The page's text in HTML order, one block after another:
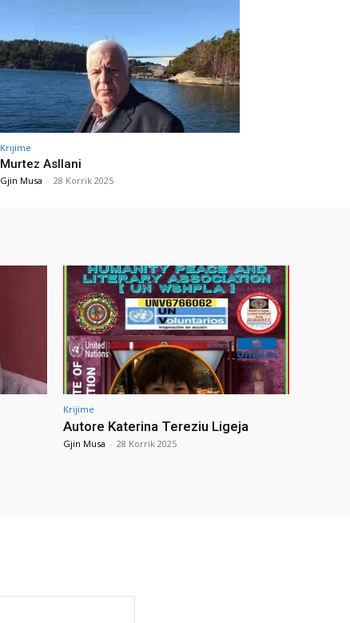
Krijime
Murtez Asllani
Gjin Musa - 28 Korrik 2025
Krijime
Autore Katerina Tereziu Ligeja
Gjin Musa - 28 Korrik 2025